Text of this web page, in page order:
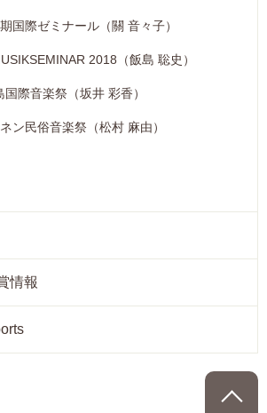
国際ゼミナール（關 音々子）
2018（飯島 聡史）
際音楽祭（坂井 彩香）
ン民俗音楽祭（松村 麻由）
情報